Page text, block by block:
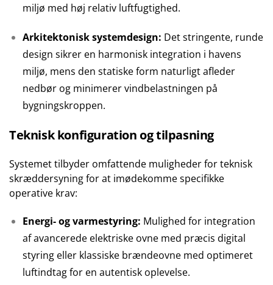
miljø med høj relativ luftfugtighed.
Arkitektonisk systemdesign: Det stringente, runde
design sikrer en harmonisk integration i havens
miljø, mens den statiske form naturligt afleder
nedbør og minimerer vindbelastningen på
bygningskroppen.
Teknisk konfiguration og tilpasning
Systemet tilbyder omfattende muligheder for teknisk
skræddersyning for at imødekomme specifikke
operative krav:
Energi- og varmestyring: Mulighed for integration
af avancerede elektriske ovne med præcis digital
styring eller klassiske brændeovne med optimeret
luftindtag for en autentisk oplevelse.